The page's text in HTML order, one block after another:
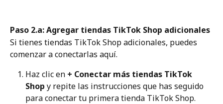
Paso 2.a: Agregar tiendas TikTok Shop adicionales
Si tienes tiendas TikTok Shop adicionales, puedes
comenzar a conectarlas aquí.
Haz clic en + Conectar más tiendas TikTok
Shop y repite las instrucciones que has seguido
para conectar tu primera tienda TikTok Shop.